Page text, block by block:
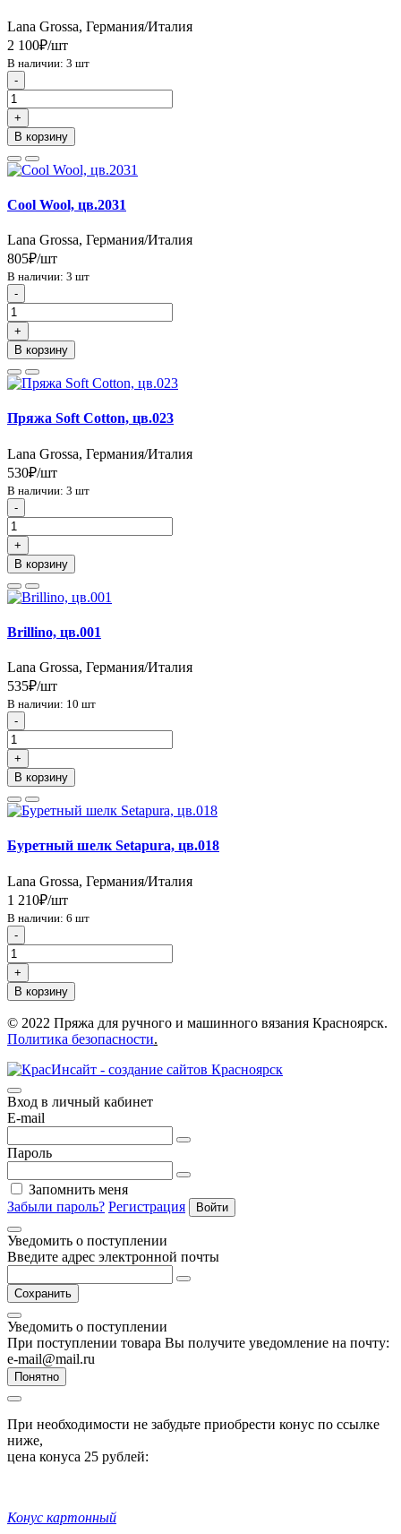
Lana Grossa, Германия/Италия
2 100₽/шт
В наличии: 3 шт
-
+
В корзину
Cool Wool, цв.2031
Lana Grossa, Германия/Италия
805₽/шт
В наличии: 3 шт
-
+
В корзину
Пряжа Soft Cotton, цв.023
Lana Grossa, Германия/Италия
530₽/шт
В наличии: 3 шт
-
+
В корзину
Brillino, цв.001
Lana Grossa, Германия/Италия
535₽/шт
В наличии: 10 шт
-
+
В корзину
Буретный шелк Setapura, цв.018
Lana Grossa, Германия/Италия
1 210₽/шт
В наличии: 6 шт
-
+
В корзину
© 2022 Пряжа для ручного и машинного вязания Красноярск.
Политика безопасности.
Вход в личный кабинет
E-mail
Пароль
Запомнить меня
Забыли пароль? Регистрация Войти
Уведомить о поступлении
Введите адрес электронной почты
Сохранить
Уведомить о поступлении
При поступлении товара Вы получите уведомление на почту:
e-mail@mail.ru
Понятно
При необходимости не забудьте приобрести конус по ссылке
ниже,
цена конуса 25 рублей:
Конус картонный